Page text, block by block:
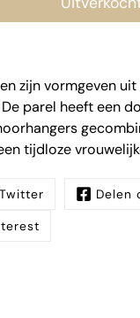
zijn vormgeven
parel heeft een
tijdloze
Delen